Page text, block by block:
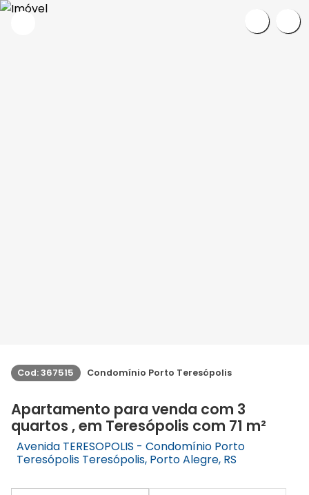
Cod: 367515 Condomínio Porto Teresópolis
Apartamento para venda com 3
quartos , em Teresópolis com 71 m²
Avenida TERESOPOLIS - Condomínio Porto
Teresópolis Teresópolis, Porto Alegre, RS